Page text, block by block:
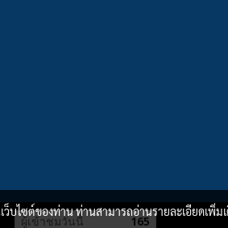
ผู้เข้าชมวันนี้ 165
บไซต์ของท่าน ท่านสามารถอ่านรายละเอียดเพิ่ม